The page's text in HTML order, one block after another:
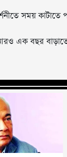
সময় কাটাতে
এক বছর